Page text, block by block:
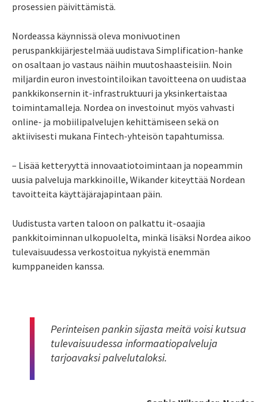
prosessien päivittämistä.
Nordeassa käynnissä oleva monivuotinen
peruspankkijärjestelmää uudistava Simplification-hanke
on osaltaan jo vastaus näihin muutoshaasteisiin. Noin
miljardin euron investointiloikan tavoitteena on uudistaa
pankkikonsernin it-infrastruktuuri ja yksinkertaistaa
toimintamalleja. Nordea on investoinut myös vahvasti
online- ja mobiilipalvelujen kehittämiseen sekä on
aktiivisesti mukana Fintech-yhteisön tapahtumissa.
– Lisää ketteryyttä innovaatiotoimintaan ja nopeammin
uusia palveluja markkinoille, Wikander kiteyttää Nordean
tavoitteita käyttäjärajapintaan päin.
Uudistusta varten taloon on palkattu it-osaajia
pankkitoiminnan ulkopuolelta, minkä lisäksi Nordea aikoo
tulevaisuudessa verkostoitua nykyistä enemmän
kumppaneiden kanssa.
Perinteisen pankin sijasta meitä voisi kutsua
tulevaisuudessa informaatiopalveluja
tarjoavaksi palvelutaloksi.